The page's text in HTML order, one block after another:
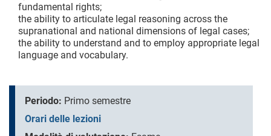
fundamental rights;
the ability to articulate legal reasoning across the
supranational and national dimensions of legal cases;
the ability to understand and to employ appropriate legal
language and vocabulary.
Periodo: Primo semestre
Orari delle lezioni